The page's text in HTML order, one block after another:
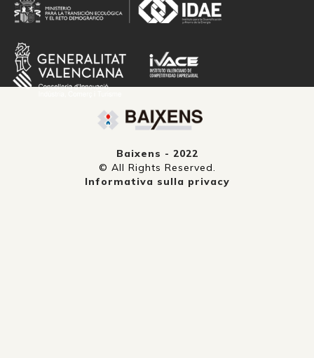
Baixens - 2022
© All Rights Reserved.
Informativa sulla privacy